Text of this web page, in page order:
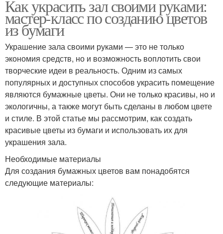
Как украсить зал своими руками:
мастер-класс по созданию цветов
из бумаги
Украшение зала своими руками — это не только
экономия средств, но и возможность воплотить свои
творческие идеи в реальность. Одним из самых
популярных и доступных способов украсить помещение
являются бумажные цветы. Они не только красивы, но и
экологичны, а также могут быть сделаны в любом цвете
и стиле. В этой статье мы рассмотрим, как создать
красивые цветы из бумаги и использовать их для
украшения зала.
Необходимые материалы
Для создания бумажных цветов вам понадобятся
следующие материалы: